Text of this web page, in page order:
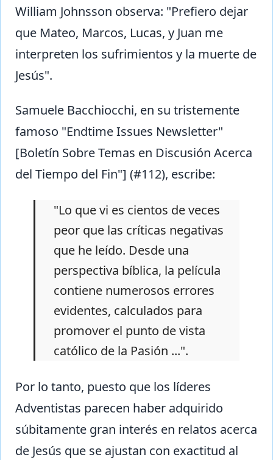
William Johnsson observa: "Prefiero dejar
que Mateo, Marcos, Lucas, y Juan me
interpreten los sufrimientos y la muerte de
Jesús".
Samuele Bacchiocchi, en su tristemente
famoso "Endtime Issues Newsletter"
[Boletín Sobre Temas en Discusión Acerca
del Tiempo del Fin"] (#112), escribe:
"Lo que vi es cientos de veces
peor que las críticas negativas
que he leído. Desde una
perspectiva bíblica, la película
contiene numerosos errores
evidentes, calculados para
promover el punto de vista
católico de la Pasión ...".
Por lo tanto, puesto que los líderes
Adventistas parecen haber adquirido
súbitamente gran interés en relatos acerca
de Jesús que se ajustan con exactitud al